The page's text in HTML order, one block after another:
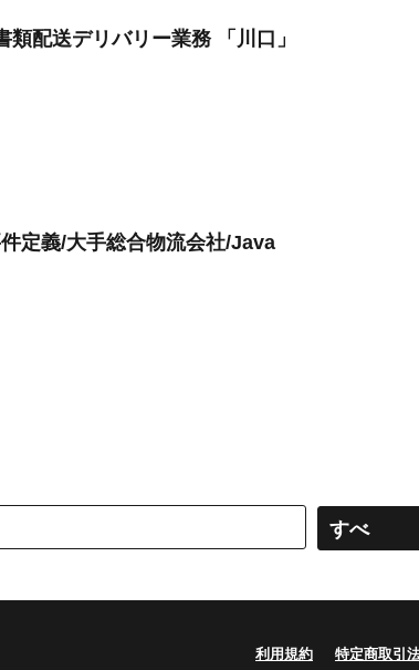
配送デリバリー業務 「川口」
定義/大手総合物流会社/Java
すべ
利用規約 特定商取引